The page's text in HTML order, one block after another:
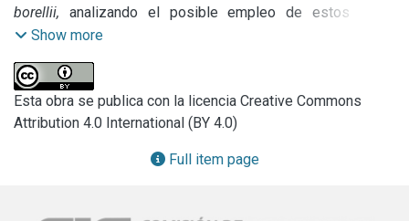
borellii, analizando el posible empleo de estos como
bioindicadores tempranos de contaminación en el estuario
hepatopáncreas de
expresión diferencial de proteínas por efecto de la WSF. En
este sentido se lograron identificar varias proteínas cuya
contaminante. Mediante ensayos de RT-PCR (Reacción en
Show more
Esta obra se publica con la licencia Creative Commons
Attribution 4.0 International (BY 4.0)
Full item page